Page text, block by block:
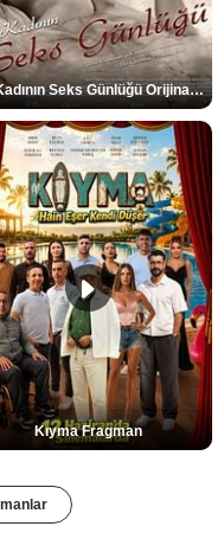
Bir Kadının Seks Günlüğü Orijinal Fragman
Kıyma Fragman